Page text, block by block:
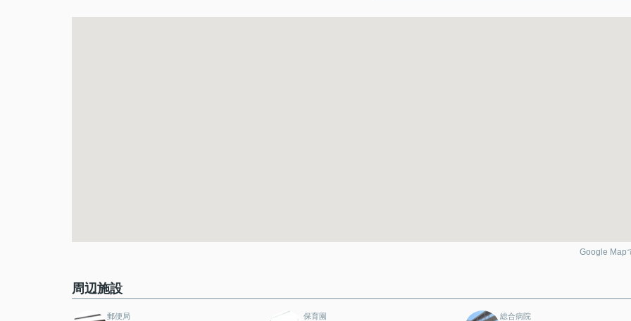
Google Map
周辺施設
郵便局 保育園 総合病院